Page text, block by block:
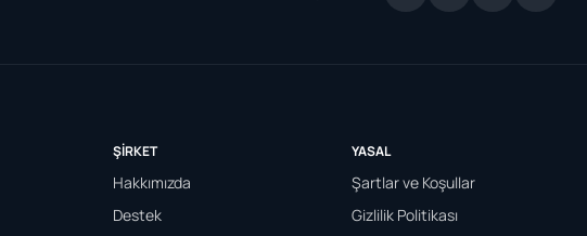
ŞIRKET
Hakkımızda
Destek
YASAL
Şartlar ve Koşullar
Gizlilik Politikası